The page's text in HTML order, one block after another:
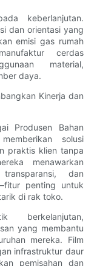
keberlanjutan.
dan orientasi yang
emisi gas rumah
cerdas
material,
daya.
Kinerja dan
Produsen Bahan
solusi
praktis klien tanpa
menawarkan
dan
penting untuk
di rak toko.
berkelanjutan,
yang membantu
mereka. Film
infrastruktur daur
pemisahan dan